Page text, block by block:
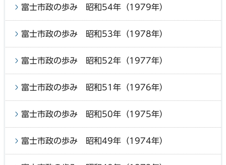
富士市政の歩み 昭和54年（1979年）
富士市政の歩み 昭和53年（1978年）
富士市政の歩み 昭和52年（1977年）
富士市政の歩み 昭和51年（1976年）
富士市政の歩み 昭和50年（1975年）
富士市政の歩み 昭和49年（1974年）